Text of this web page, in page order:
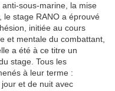
sous-marine, la mise
stage RANO a éprouvé
initiée au cours
et mentale du combattant,
a été à ce titre un
stage. Tous les
à leur terme :
et de nuit avec